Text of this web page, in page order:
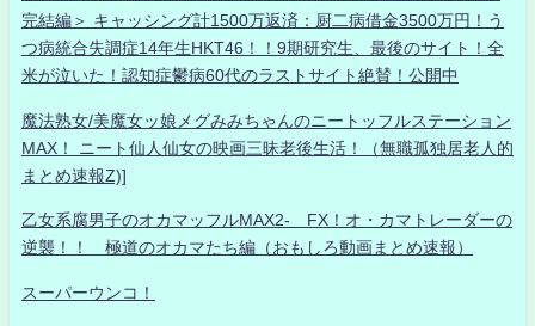
完結編＞ キャッシング計1500万返済：厨二病借金3500万円！う
つ病統合失調症14年生HKT46！！9期研究生、最後のサイト！全
米が泣いた！認知症鬱病60代のラストサイト絶賛！公開中
魔法熟女/美魔女ッ娘メグみみちゃんのニートッフルステーション
MAX！ ニート仙人仙女の映画三昧老後生活！（無職孤独居老人的
まとめ速報Z)]
乙女系腐男子のオカマッフルMAX2- FX！オ・カマトレーダーの
逆襲！！ 極道のオカマたち編（おもしろ動画まとめ速報）
スーパーウンコ！